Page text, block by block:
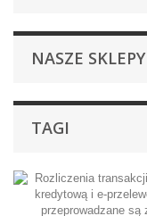
NASZE SKLEPY
TAGI